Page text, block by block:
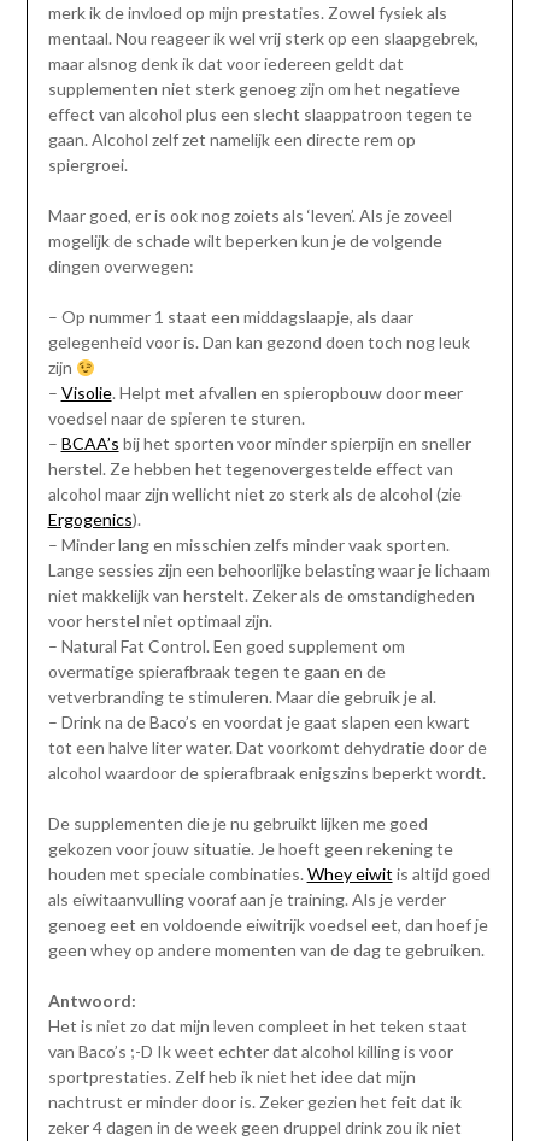
merk ik de invloed op mijn prestaties. Zowel fysiek als
mentaal. Nou reageer ik wel vrij sterk op een slaapgebrek,
maar alsnog denk ik dat voor iedereen geldt dat
supplementen niet sterk genoeg zijn om het negatieve
effect van alcohol plus een slecht slaappatroon tegen te
gaan. Alcohol zelf zet namelijk een directe rem op
spiergroei.
Maar goed, er is ook nog zoiets als ‘leven’. Als je zoveel
mogelijk de schade wilt beperken kun je de volgende
dingen overwegen:
– Op nummer 1 staat een middagslaapje, als daar
gelegenheid voor is. Dan kan gezond doen toch nog leuk
zijn
– Visolie. Helpt met afvallen en spieropbouw door meer
voedsel naar de spieren te sturen.
– BCAA’s bij het sporten voor minder spierpijn en sneller
herstel. Ze hebben het tegenovergestelde effect van
alcohol maar zijn wellicht niet zo sterk als de alcohol (zie
Ergogenics).
– Minder lang en misschien zelfs minder vaak sporten.
Lange sessies zijn een behoorlijke belasting waar je lichaam
niet makkelijk van herstelt. Zeker als de omstandigheden
voor herstel niet optimaal zijn.
– Natural Fat Control. Een goed supplement om
overmatige spierafbraak tegen te gaan en de
vetverbranding te stimuleren. Maar die gebruik je al.
– Drink na de Baco’s en voordat je gaat slapen een kwart
tot een halve liter water. Dat voorkomt dehydratie door de
alcohol waardoor de spierafbraak enigszins beperkt wordt.
De supplementen die je nu gebruikt lijken me goed
gekozen voor jouw situatie. Je hoeft geen rekening te
houden met speciale combinaties. Whey eiwit is altijd goed
als eiwitaanvulling vooraf aan je training. Als je verder
genoeg eet en voldoende eiwitrijk voedsel eet, dan hoef je
geen whey op andere momenten van de dag te gebruiken.
Antwoord:
Het is niet zo dat mijn leven compleet in het teken staat
van Baco’s ;-D Ik weet echter dat alcohol killing is voor
sportprestaties. Zelf heb ik niet het idee dat mijn
nachtrust er minder door is. Zeker gezien het feit dat ik
zeker 4 dagen in de week geen druppel drink zou ik niet